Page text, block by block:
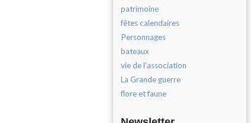
patrimoine
fêtes calendaires
Personnages
bateaux
vie de l'association
La Grande guerre
flore et faune